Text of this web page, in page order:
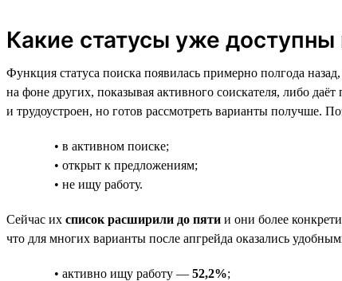
Какие статусы уже
Функция статуса поиска появилась примерно полгода
на фоне других, показывая активного соискателя, либо
и трудоустроен, но готов рассмотреть варианты получше.
• в активном поиске;
• открыт к предложениям;
• не ищу работу.
Сейчас их список расширили до пяти и они более
что для многих варианты после апгрейда оказались
• активно ищу работу — 52,2%;